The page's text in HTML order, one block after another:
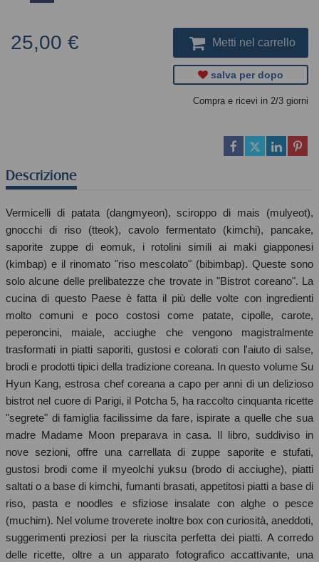
25,00 € Metti nel carrello
salva per dopo
Compra e ricevi in 2/3 giorni
Descrizione
Vermicelli di patata (dangmyeon), sciroppo di mais (mulyeot),
gnocchi di riso (tteok), cavolo fermentato (kimchi), pancake,
saporite zuppe di eomuk, i rotolini simili ai maki giapponesi
(kimbap) e il rinomato "riso mescolato" (bibimbap). Queste sono
solo alcune delle prelibatezze che trovate in "Bistrot coreano". La
cucina di questo Paese è fatta il più delle volte con ingredienti
molto comuni e poco costosi come patate, cipolle, carote,
peperoncini, maiale, acciughe che vengono magistralmente
trasformati in piatti saporiti, gustosi e colorati con l'aiuto di salse,
brodi e prodotti tipici della tradizione coreana. In questo volume Su
Hyun Kang, estrosa chef coreana a capo per anni di un delizioso
bistrot nel cuore di Parigi, il Potcha 5, ha raccolto cinquanta ricette
"segrete" di famiglia facilissime da fare, ispirate a quelle che sua
madre Madame Moon preparava in casa. Il libro, suddiviso in
nove sezioni, offre una carrellata di zuppe saporite e stufati,
gustosi brodi come il myeolchi yuksu (brodo di acciughe), piatti
saltati o a base di kimchi, fumanti brasati, appetitosi piatti a base di
riso, pasta e noodles e sfiziose insalate con alghe o pesce
(muchim). Nel volume troverete inoltre box con curiosità, aneddoti,
suggerimenti preziosi per la riuscita perfetta dei piatti. A corredo
delle ricette, oltre a un apparato fotografico accattivante, una